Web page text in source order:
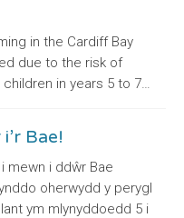
in the Cardiff Bay
due to the risk of
children in years 5 to 7…
Bae!
mewn i ddŵr Bae
oherwydd y perygl
ym mlynyddoedd 5 i